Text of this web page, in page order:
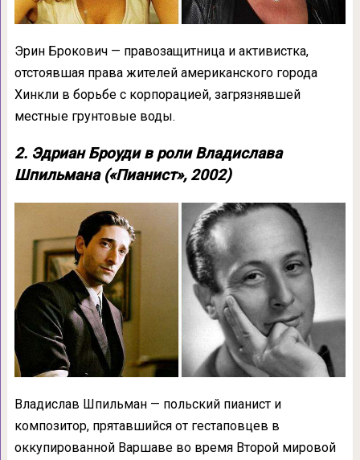
Эрин Брокович — правозащитница и активистка,
отстоявшая права жителей американского города
Хинкли в борьбе с корпорацией, загрязнявшей
местные грунтовые воды.
2. Эдриан Броуди в роли Владислава
Шпильмана («Пианист», 2002)
Владислав Шпильман — польский пианист и
композитор, прятавшийся от гестаповцев в
оккупированной Варшаве во время Второй мировой